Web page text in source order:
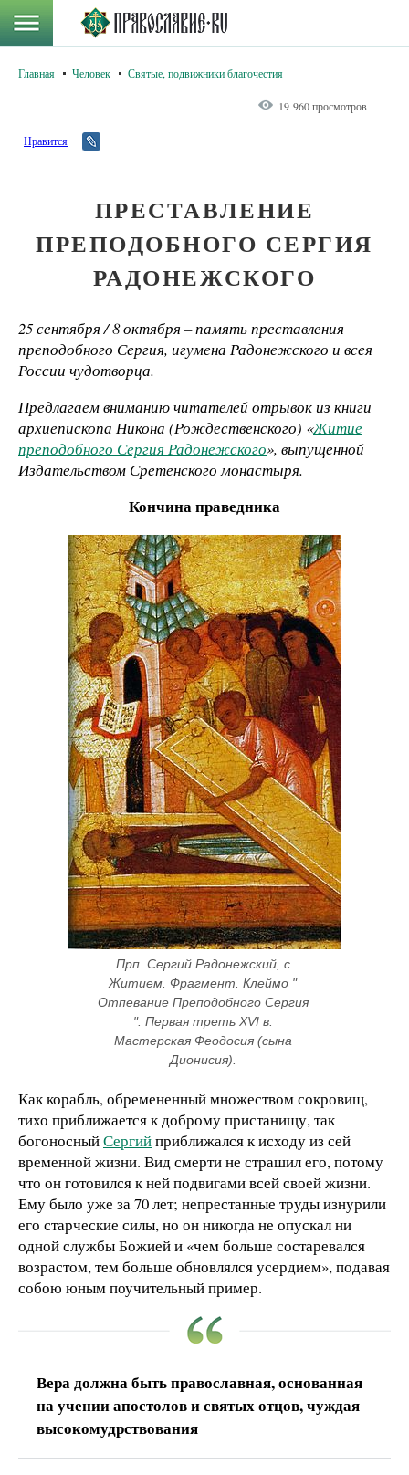
Главная Человек Святые, подвижники благочестия
19 960 просмотров
Нравится
ПРЕСТАВЛЕНИЕ
ПРЕПОДОБНОГО СЕРГИЯ
РАДОНЕЖСКОГО
25 сентября / 8 октября – память преставления
преподобного Сергия, игумена Радонежского и всея
России чудотворца.
Предлагаем вниманию читателей отрывок из книги
архиепископа Никона (Рождественского) «Житие
преподобного Сергия Радонежского», выпущенной
Издательством Сретенского монастыря.
Кончина праведника
Прп. Сергий Радонежский, с
Житием. Фрагмент. Клеймо "
Отпевание Преподобного Сергия
". Первая треть XVI в.
Мастерская Феодосия (сына
Дионисия).
Как корабль, обремененный множеством сокровищ,
тихо приближается к доброму пристанищу, так
богоносныйСергийприближался к исходу из сей
временной жизни. Вид смерти не страшил его, потому
что он готовился к ней подвигами всей своей жизни.
Ему было уже за 70 лет; непрестанные труды изнурили
его старческие силы, но он никогда не опускал ни
одной службы Божией и «чем больше состаревался
возрастом, тем больше обновлялся усердием», подавая
собою юным поучительный пример.
Вера должна быть православная, основанная
на учении апостолов и святых отцов, чуждая
высокомудрствования